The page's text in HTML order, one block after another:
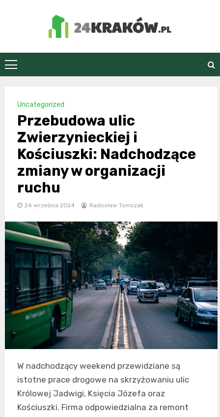
24Kraków.pl
Uncategorized
Przebudowa ulic
Zwierzynieckiej i
Kościuszki: Nadchodzące
zmiany w organizacji
ruchu
24 września 2024 Radosław Tomczak
W nadchodzący weekend przewidziane są
istotne prace drogowe na skrzyżowaniu ulic
Królowej Jadwigi, Księcia Józefa oraz
Kościuszki. Firma odpowiedzialna za remont